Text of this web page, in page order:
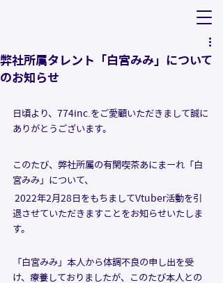
弊社所属タレント「白宮みみ」について
のお知らせ
日頃より、774inc.をご愛顧いただきまして誠に
ありがとうございます。
このたび、弊社所属の有閑喫茶あにまーれ「白
宮みみ」について、
退させていただきますことをお知らせいたしま
す。
「白宮みみ」本人から体調不良の申し出を受
け、療養しておりましたが、このたび本人との